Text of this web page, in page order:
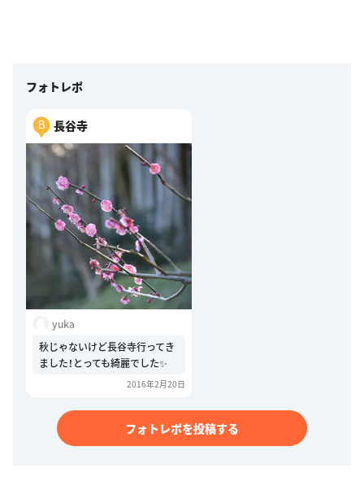
フォトレポ
B 長谷寺
yuka
秋じゃないけど長谷寺行ってき
ました！とっても綺麗でした✨
2016年2月20日
フォトレポを投稿する